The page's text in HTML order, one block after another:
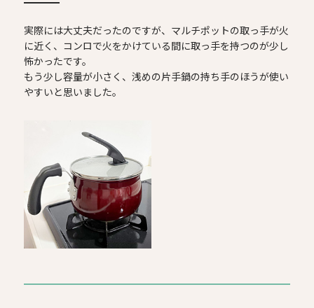
実際には大丈夫だったのですが、マルチポットの取っ手が火
に近く、コンロで火をかけている間に取っ手を持つのが少し
怖かったです。
もう少し容量が小さく、浅めの片手鍋の持ち手のほうが使い
やすいと思いました。